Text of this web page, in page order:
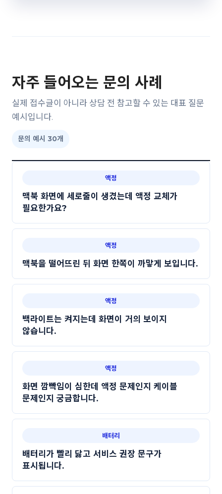
자주 들어오는 문의 사례
실제 접수글이 아니라 상담 전 참고할 수 있는 대표 질문
예시입니다.
문의 예시 30개
액정
맥북 화면에 세로줄이 생겼는데 액정 교체가
필요한가요?
액정
맥북을 떨어뜨린 뒤 화면 한쪽이 까맣게 보입니다.
액정
백라이트는 켜지는데 화면이 거의 보이지
않습니다.
액정
화면 깜빡임이 심한데 액정 문제인지 케이블
문제인지 궁금합니다.
배터리
배터리가 빨리 닳고 서비스 권장 문구가
표시됩니다.